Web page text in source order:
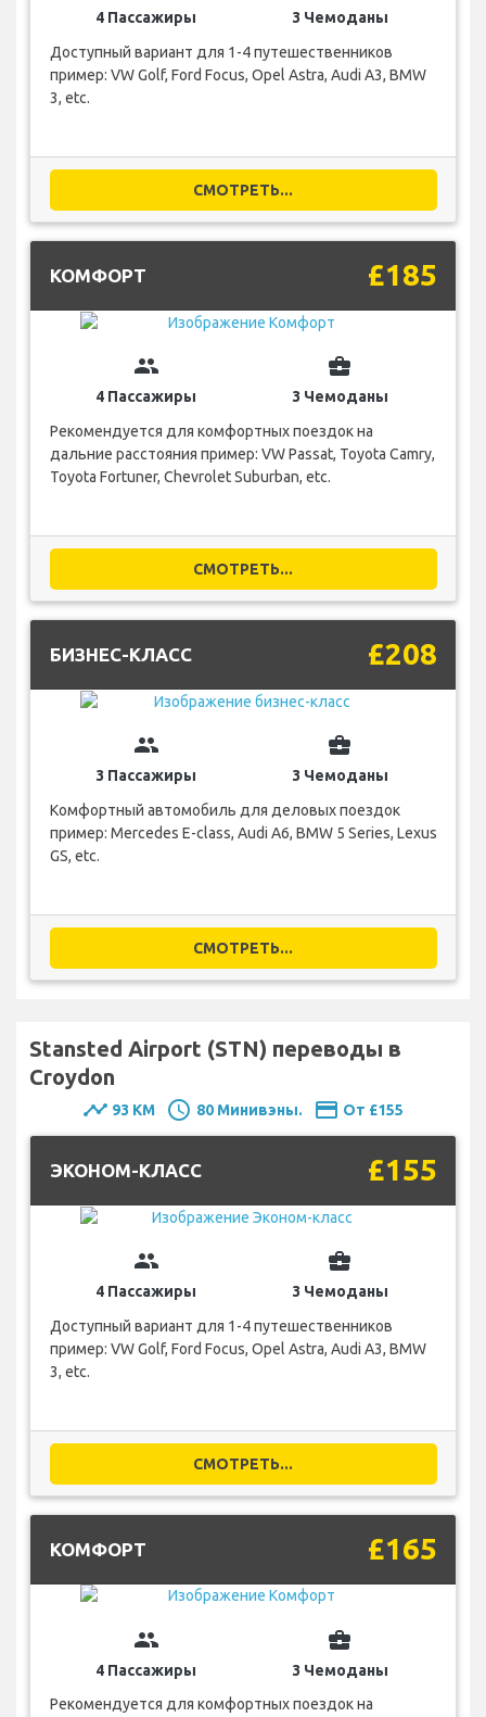
4 Пассажиры
3 Чемоданы
Доступный вариант для 1-4 путешественников
пример: VW Golf, Ford Focus, Opel Astra, Audi A3, BMW
3, etc.
СМОТРЕТЬ...
КОМФОРТ £185
group
4 Пассажиры
business_center
3 Чемоданы
Рекомендуется для комфортных поездок на
дальние расстояния пример: VW Passat, Toyota Camry,
Toyota Fortuner, Chevrolet Suburban, etc.
СМОТРЕТЬ...
БИЗНЕС-КЛАСС £208
group
3 Пассажиры
business_center
3 Чемоданы
Комфортный автомобиль для деловых поездок
пример: Mercedes E-class, Audi A6, BMW 5 Series, Lexus
GS, etc.
СМОТРЕТЬ...
Stansted Airport (STN) переводы в
Croydon
timeline 93 KM schedule 80 Минивэны. payment От £155
ЭКОНОМ-КЛАСС £155
group
4 Пассажиры
business_center
3 Чемоданы
Доступный вариант для 1-4 путешественников
пример: VW Golf, Ford Focus, Opel Astra, Audi A3, BMW
3, etc.
СМОТРЕТЬ...
КОМФОРТ £165
group
4 Пассажиры
business_center
3 Чемоданы
Рекомендуется для комфортных поездок на